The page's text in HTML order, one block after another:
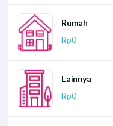
Rumah
Rp0
Lainnya
Rp0